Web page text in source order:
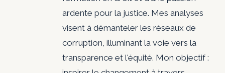
ardente pour la justice. Mes analyses
visent à démanteler les réseaux de
corruption, illuminant la voie vers la
transparence et l'équité. Mon objectif :